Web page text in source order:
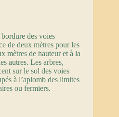
des voies
de deux mètres pour les
mètres de hauteur et à la
autres. Les arbres,
sur le sol des voies
à l’aplomb des limites
ou fermiers.